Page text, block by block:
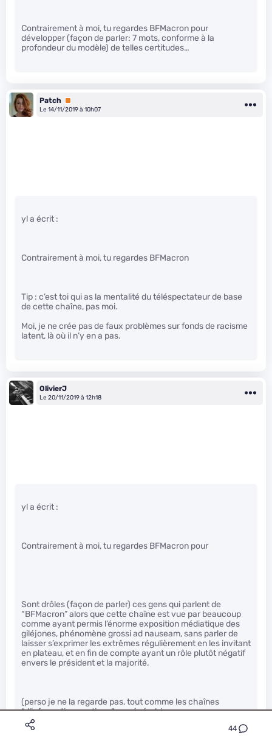
44
Contrairement à moi, tu regardes BFMacron pour
développer (façon de parler: 7 mots, conforme à la
profondeur du modèle) de telles certitudes…
Patch Premium
Le 14/11/2019 à 10h07
yl a écrit :
Contrairement à moi, tu regardes BFMacron
Tip : c’est toi qui as la mentalité du téléspectateur de base
de cette chaîne, pas moi.
Moi, je ne crée pas de faux problèmes sur fonds de racisme
latent, là où il n’y en a pas.
OlivierJ
Le 20/11/2019 à 12h18
yl a écrit :
Contrairement à moi, tu regardes BFMacron pour
Sont drôles (façon de parler) ces gens qui parlent de
“BFMacron” alors que cette chaîne est vue par beaucoup
comme ayant permis l’énorme exposition médiatique des
giléjones, phénomène grossi ad nauseam, sans parler de
laisser s’exprimer les extrêmes régulièrement en les invitant
en plateau, et en fin de compte ayant un rôle plutôt négatif
envers le président et la majorité.
(perso je ne la regarde pas, tout comme les chaînes
“d’information continue” en général, je pense que ça ne
devrait pas exister et que ça n’a aucun intérêt, au contraire)